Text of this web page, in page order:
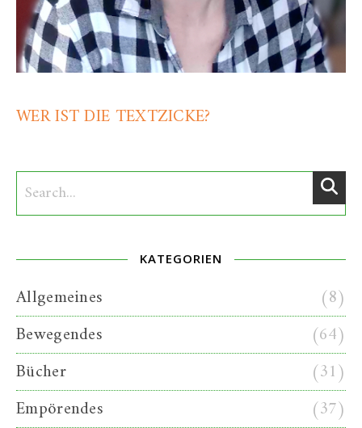
WER IST DIE TEXTZICKE?
KATEGORIEN
Allgemeines
(8)
Bewegendes
(64)
Bücher
(31)
Empörendes
(37)